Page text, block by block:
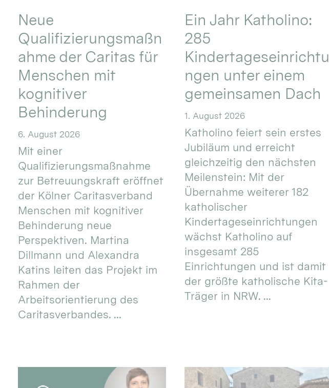
Neue
Qualifizierungsmaßn
ahme der Caritas für
Menschen mit
kognitiver
Behinderung
6. August 2026
Mit einer
Qualifizierungsmaßnahme
zur Betreuungskraft eröffnet
der Kölner Caritasverband
Menschen mit kognitiver
Behinderung neue
Perspektiven. Martina
Dillmann und Alexandra
Katins leiten das Projekt im
Rahmen der
Arbeitsorientierung des
Caritasverbandes. ...
Ein Jahr Katholino:
285
Kindertageseinrichtu
ngen unter einem
gemeinsamen Dach
1. August 2026
Katholino feiert sein erstes
Jubiläum und erreicht
gleichzeitig den nächsten
Meilenstein: Mit der
Übernahme weiterer 182
katholischer
Kindertageseinrichtungen
wächst Katholino auf
insgesamt 285
Einrichtungen und ist damit
der größte katholische Kita-
Träger in NRW. ...